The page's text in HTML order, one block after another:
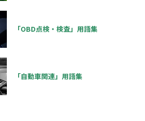
「OBD点検・検査」用語集
「自動車関連」用語集